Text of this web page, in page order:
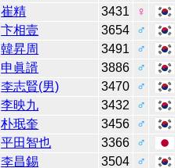
崔精 3431
♀
卞相壹 3654
♂
韓昇周 3491
♂
申眞諝 3886
♂
李志賢(男) 3470
♂
李映九 3432
♂
朴珉奎 3456
♂
平田智也 3366
♂
李昌錫 3504
♂